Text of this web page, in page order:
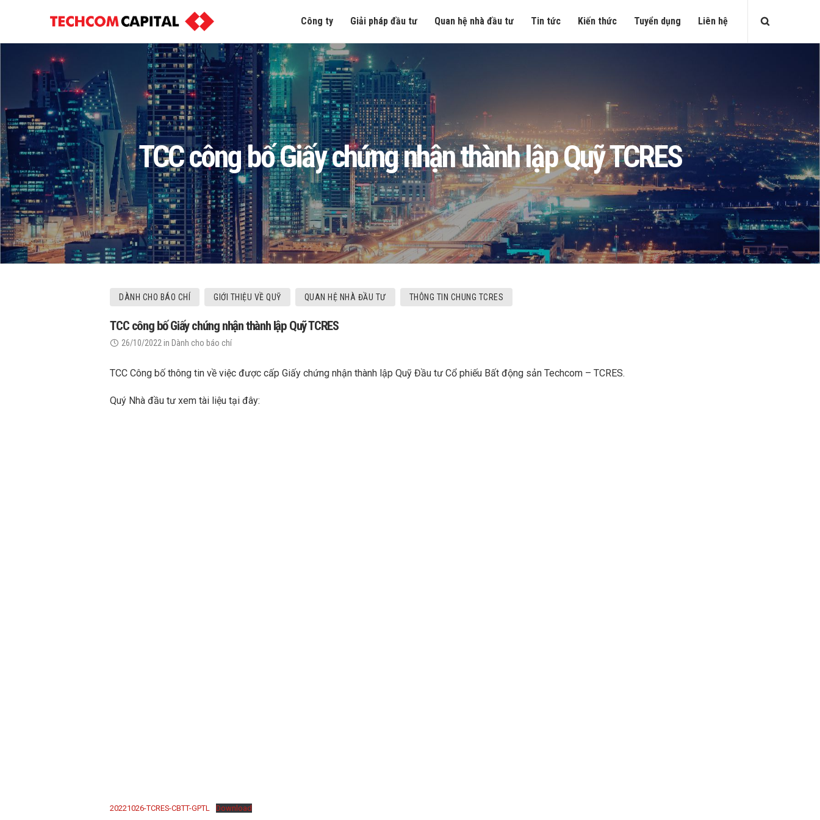
Công ty Giải pháp đầu tư Quan hệ nhà đầu tư Tin tức Kiến thức Tuyển dụng Liên hệ
TCC công bố Giấy chứng nhận thành lập Quỹ TCRES
DÀNH CHO BÁO CHÍ GIỚI THIỆU VỀ QUỸ QUAN HỆ NHÀ ĐẦU TƯ THÔNG TIN CHUNG TCRES
TCC công bố Giấy chứng nhận thành lập Quỹ TCRES
26/10/2022 in Dành cho báo chí
TCC Công bố thông tin về việc được cấp Giấy chứng nhận thành lập Quỹ Đầu tư Cổ phiếu Bất động sản Techcom – TCRES.
Quý Nhà đầu tư xem tài liệu tại đây:
20221026-TCRES-CBTT-GPTL Download